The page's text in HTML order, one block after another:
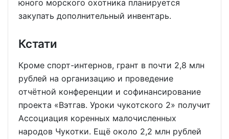
юного морского охотника планируется
закупать дополнительный инвентарь.
Кстати
Кроме спорт-интернов, грант в почти 2,8 млн
рублей на организацию и проведение
отчётной конференции и софинансирование
проекта «Вэтгав. Уроки чукотского 2» получит
Ассоциация коренных малочисленных
народов Чукотки. Ещё около 2,2 млн рублей